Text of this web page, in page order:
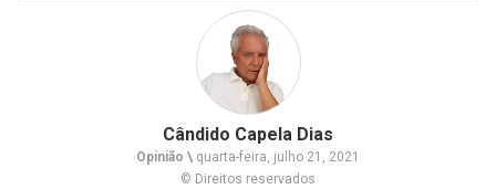
Cândido Capela Dias
Opinião \ quarta-feira, julho 21, 2021
© Direitos reservados